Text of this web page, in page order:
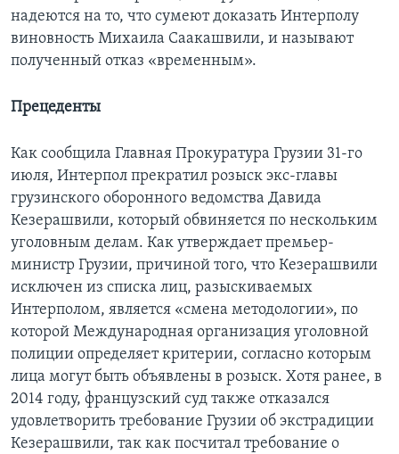
надеются на то, что сумеют доказать Интерполу
виновность Михаила Саакашвили, и называют
полученный отказ «временным».
Прецеденты
Как сообщила Главная Прокуратура Грузии 31-го
июля, Интерпол прекратил розыск экс-главы
грузинского оборонного ведомства Давида
Кезерашвили, который обвиняется по нескольким
уголовным делам. Как утверждает премьер-
министр Грузии, причиной того, что Кезерашвили
исключен из списка лиц, разыскиваемых
Интерполом, является «смена методологии», по
которой Международная организация уголовной
полиции определяет критерии, согласно которым
лица могут быть объявлены в розыск. Хотя ранее, в
2014 году, французский суд также отказался
удовлетворить требование Грузии об экстрадиции
Кезерашвили, так как посчитал требование о